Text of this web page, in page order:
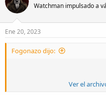
i
n
s
Watchman impulsado a
Ene 20, 2023
Fogonazo dijo:
Ver el